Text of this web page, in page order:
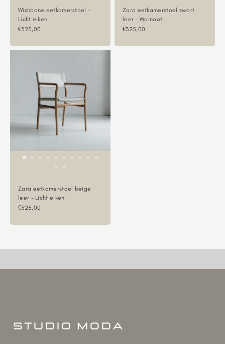
Wishbone eetkamerstoel -
Licht eiken
Aanbiedingsprijs
€325,00
Zara eetkamerstoel zwart
leer - Walnoot
Aanbiedingsprijs
€325,00
Zara eetkamerstoel beige
leer - Licht eiken
Aanbiedingsprijs
€325,00